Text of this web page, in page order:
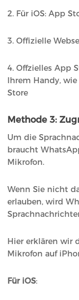
2. Für iOS: App
3. Offizielle
4. Offzielles App
Ihrem Handy,
Store
Methode 3:
Um die
braucht
Mikrofon.
Wenn Sie nicht
erlauben, wird
Hier erklären wir
Mikrofon auf
Für iOS: